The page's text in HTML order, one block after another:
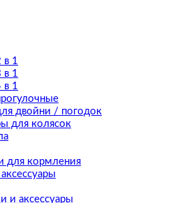
в 1
в 1
в 1
двойни / погодок
для колясок
для кормления
аксессуары
и аксессуары